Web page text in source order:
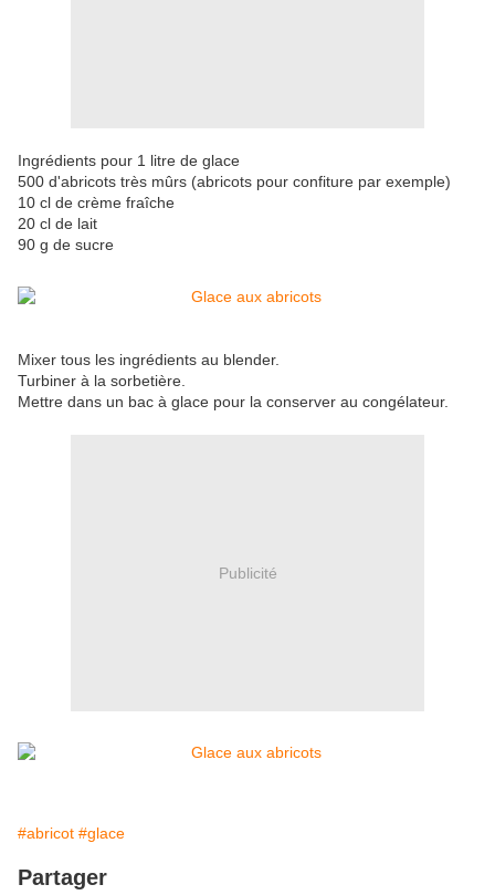
Ingrédients pour 1 litre de glace
500 d'abricots très mûrs (abricots pour confiture par exemple)
10 cl de crème fraîche
20 cl de lait
90 g de sucre
Mixer tous les ingrédients au blender.
Turbiner à la sorbetière.
Mettre dans un bac à glace pour la conserver au congélateur.
Publicité
#abricot #glace
Partager